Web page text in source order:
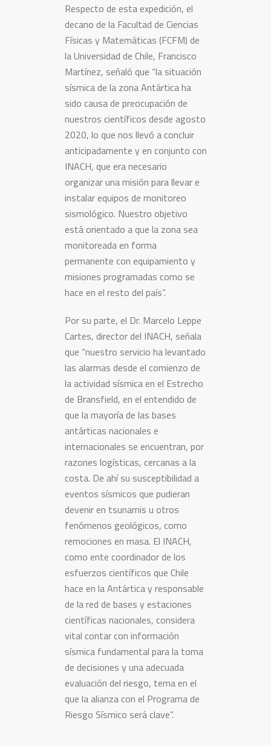
Respecto de esta expedición, el
decano de la Facultad de Ciencias
Físicas y Matemáticas (FCFM) de
la Universidad de Chile, Francisco
Martínez, señaló que “la situación
sísmica de la zona Antártica ha
sido causa de preocupación de
nuestros científicos desde agosto
2020, lo que nos llevó a concluir
anticipadamente y en conjunto con
INACH, que era necesario
organizar una misión para llevar e
instalar equipos de monitoreo
sismológico. Nuestro objetivo
está orientado a que la zona sea
monitoreada en forma
permanente con equipamiento y
misiones programadas como se
hace en el resto del país”.
Por su parte, el Dr. Marcelo Leppe
Cartes, director del INACH, señala
que “nuestro servicio ha levantado
las alarmas desde el comienzo de
la actividad sísmica en el Estrecho
de Bransfield, en el entendido de
que la mayoría de las bases
antárticas nacionales e
internacionales se encuentran, por
razones logísticas, cercanas a la
costa. De ahí su susceptibilidad a
eventos sísmicos que pudieran
devenir en tsunamis u otros
fenómenos geológicos, como
remociones en masa. El INACH,
como ente coordinador de los
esfuerzos científicos que Chile
hace en la Antártica y responsable
de la red de bases y estaciones
científicas nacionales, considera
vital contar con información
sísmica fundamental para la toma
de decisiones y una adecuada
evaluación del riesgo, tema en el
que la alianza con el Programa de
Riesgo Sísmico será clave”.